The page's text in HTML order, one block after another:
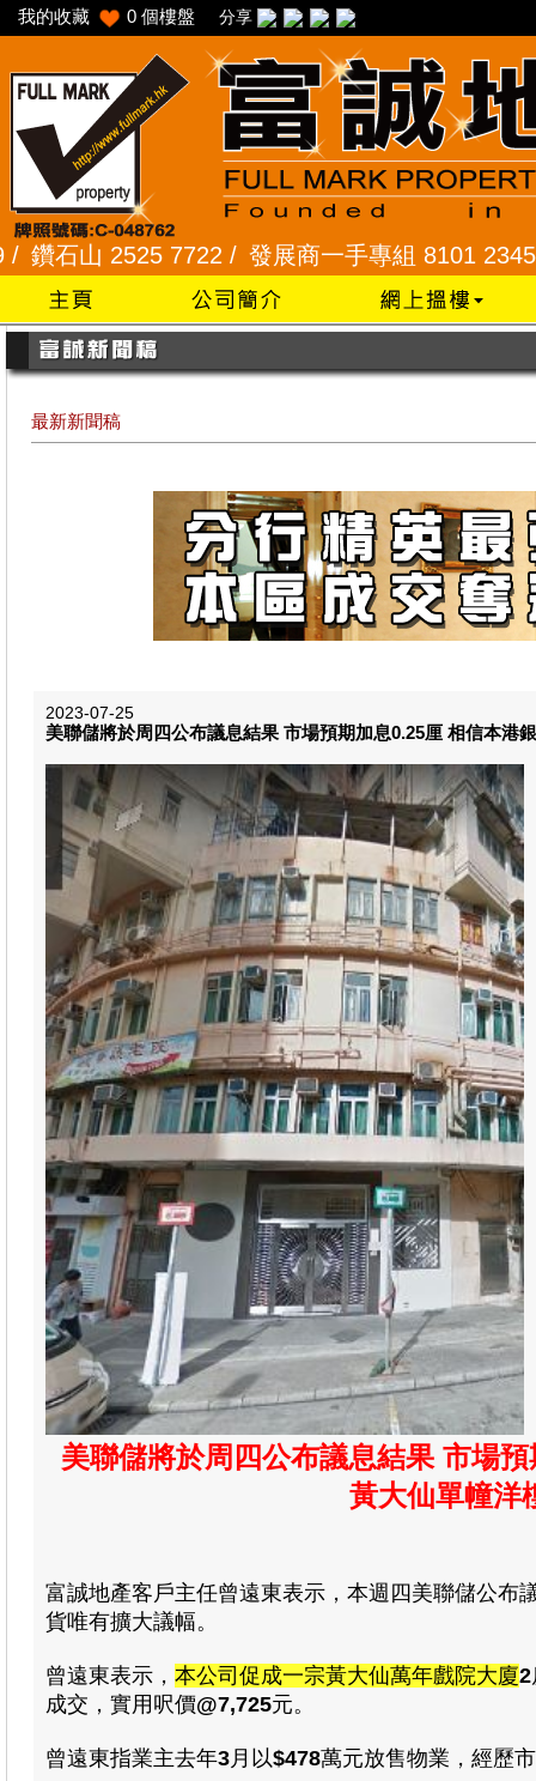
我的收藏 0 個樓盤 分享
7722 / 發展商一手專組 8101 2345 /采頣花
最新新聞稿
2023-07-25
美聯儲將於周四公布議息結果 市場預期加息0.25厘 相信本港
美聯儲將於周四公布議息結果 市場
黃大仙單幢洋
富誠地產客戶主任曾遠東表示 ，本週四美聯儲公布
貨唯有擴大議幅。
曾遠東表示， 本公司促成一宗黃大仙萬年戲院大廈2
成交 ， 實用呎價@7,725元。
曾遠東指業主去年3 月以$478萬元放售物業 ， 經歷